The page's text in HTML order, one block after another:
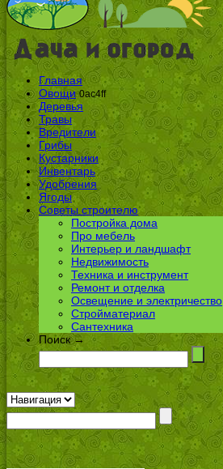
Главная
Овощи 0ac4ff
Деревья
Травы
Вредители
Грибы
Кустарники
Инвентарь
Удобрения
Ягоды
Советы строителю
Постройка дома
Про мебель
Интерьер и ландшафт
Недвижимость
Техника и инструмент
Ремонт и отделка
Освещение и электричество
Стройматериал
Сантехника
Поиск →